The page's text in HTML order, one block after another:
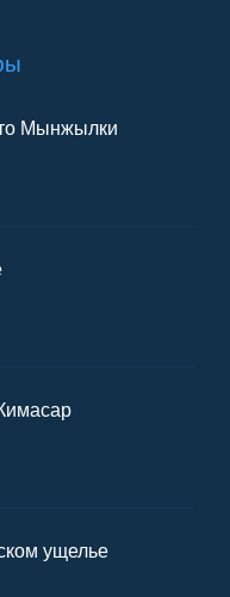
Мынжылки
ущелье